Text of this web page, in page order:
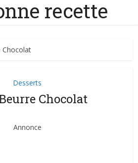
recette
Chocolat
Desserts
Chocolat
Annonce